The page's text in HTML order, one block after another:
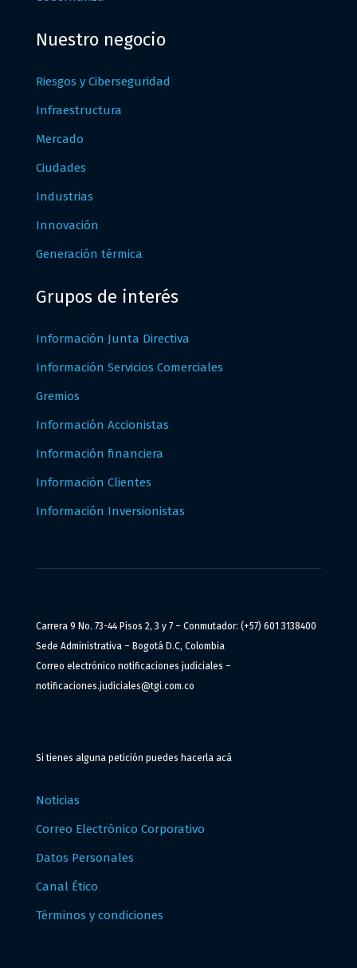
Nuestro negocio
Riesgos y Ciberseguridad
Infraestructura
Mercado
Ciudades
Industrias
Innovación
Generación térmica
Grupos de interés
Información Junta Directiva
Información Servicios Comerciales
Gremios
Información Accionistas
Información financiera
Información Clientes
Información Inversionistas
Carrera 9 No. 73-44 Pisos 2, 3 y 7 – Conmutador: (+57) 601 3138400
Sede Administrativa – Bogotá D.C, Colombia
Correo electrónico notificaciones judiciales –
notificaciones.judiciales@tgi.com.co
Si tienes alguna petición puedes hacerla acá
Noticias
Correo Electrónico Corporativo
Datos Personales
Canal Ético
Términos y condiciones